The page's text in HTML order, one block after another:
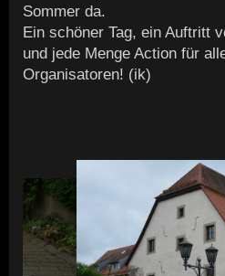
Sommer da.
Ein schöner Tag, ein Auftritt
und jede Menge Action für
Organisatoren! (ik)